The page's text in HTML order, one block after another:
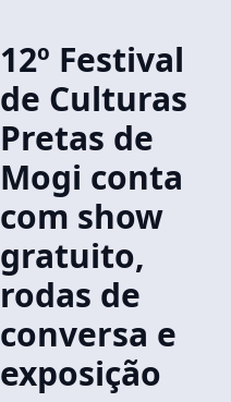
12º Festival
de Culturas
Pretas de
Mogi conta
com show
gratuito,
rodas de
conversa e
exposição